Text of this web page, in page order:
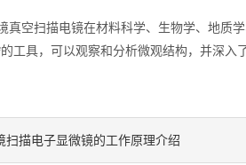
空扫描电镜在材料科学、生物学、地质学
工具，可以观察和分析微观结构，并深入
扫描电子显微镜的工作原理介绍